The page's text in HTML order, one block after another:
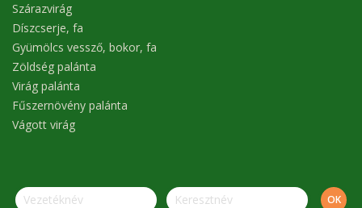
Szárazvirág
Díszcserje, fa
Gyümölcs vessző, bokor, fa
Zöldség palánta
Virág palánta
Fűszernövény palánta
Vágott virág